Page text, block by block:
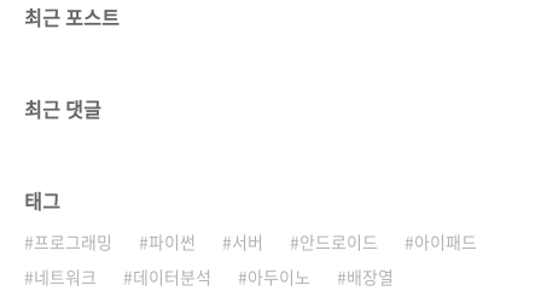
최근 포스트
최근 댓글
태그
프로그래밍 파이썬 서버 안드로이드
아이패드
네트워크
데이터분석 아두이노
배장열